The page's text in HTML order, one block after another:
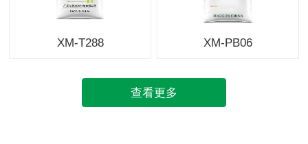
XM-T288 XM-PB06
查看更多